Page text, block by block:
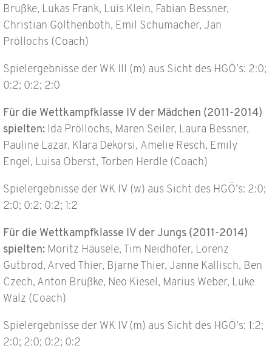
Brußke, Lukas Frank, Luis Klein, Fabian Bessner,
Christian Gölthenboth, Emil Schumacher, Jan
Pröllochs (Coach)
Spielergebnisse der WK III (m) aus Sicht des HGÖ’s: 2:0;
0:2; 0:2; 2:0
Für die Wettkampfklasse IV der Mädchen (2011-2014)
spielten: Ida Pröllochs, Maren Seiler, Laura Bessner,
Pauline Lazar, Klara Dekorsi, Amelie Resch, Emily
Engel, Luisa Oberst, Torben Herdle (Coach)
Spielergebnisse der WK IV (w) aus Sicht des HGÖ’s: 2:0;
2:0; 0:2; 0:2; 1:2
Für die Wettkampfklasse IV derJungs (2011-2014)
spielten: Moritz Häusele, Tim Neidhöfer, Lorenz
Gutbrod, Arved Thier, Bjarne Thier, Janne Kallisch, Ben
Czech, Anton Brußke, Neo Kiesel, Marius Weber, Luke
Walz (Coach)
Spielergebnisse der WK IV (m) aus Sicht des HGÖ’s: 1:2;
2:0; 2:0; 0:2; 0:2